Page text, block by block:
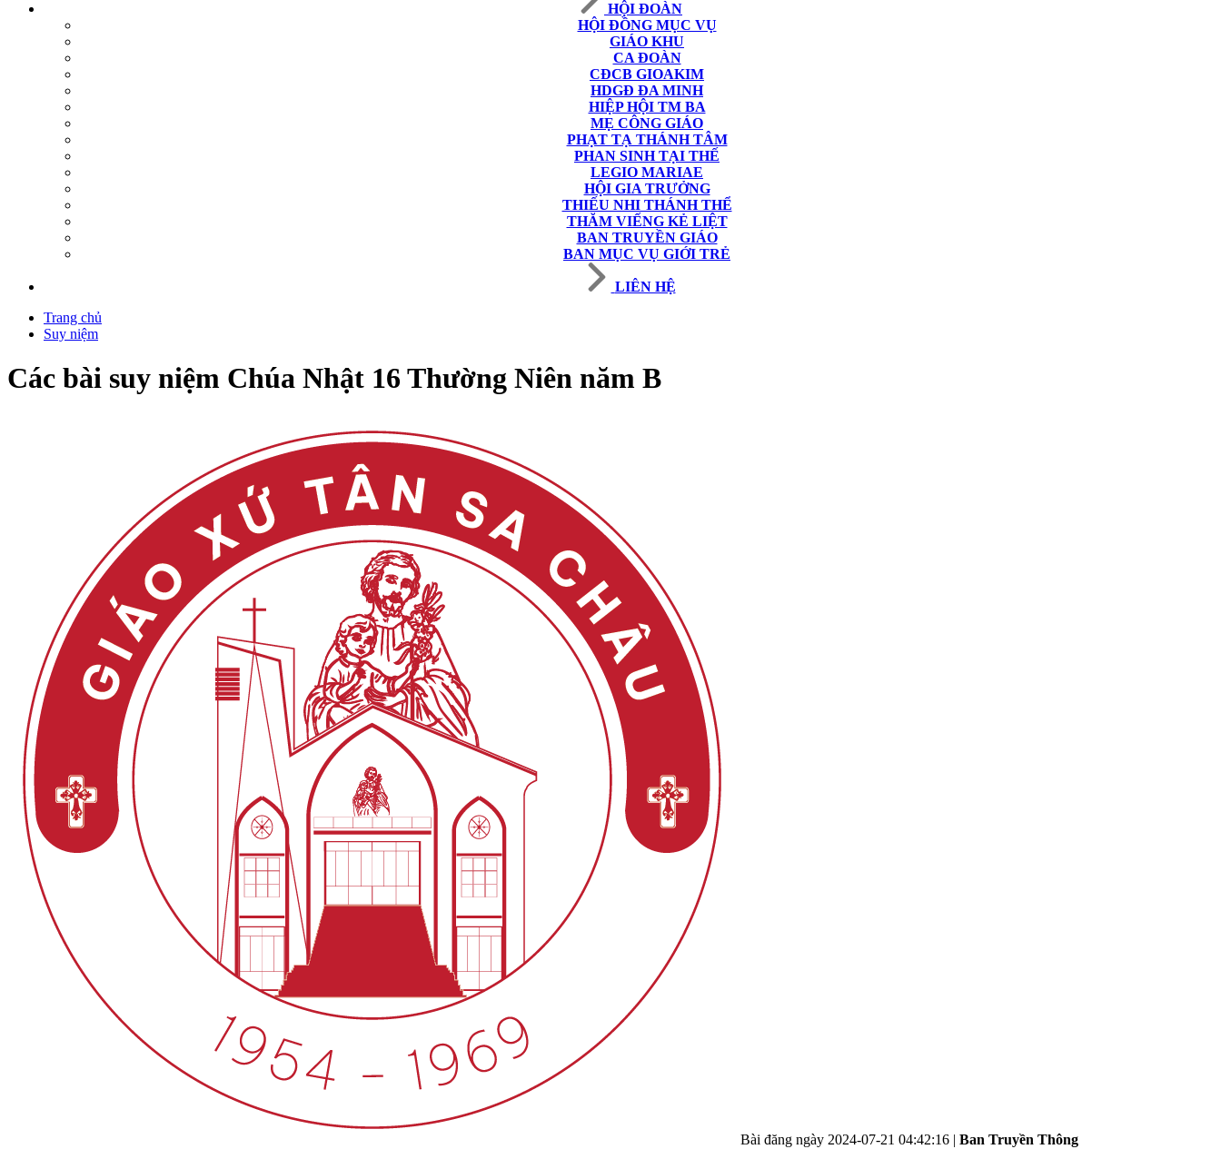
HỘI ĐOÀN
HỘI ĐỒNG MỤC VỤ
GIÁO KHU
CA ĐOÀN
CĐCB GIOAKIM
HDGĐ ĐA MINH
HIỆP HỘI TM BA
MẸ CÔNG GIÁO
PHẠT TẠ THÁNH TÂM
PHAN SINH TẠI THẾ
LEGIO MARIAE
HỘI GIA TRƯỞNG
THIẾU NHI THÁNH THỂ
THĂM VIẾNG KẺ LIỆT
BAN TRUYỀN GIÁO
BAN MỤC VỤ GIỚI TRẺ
LIÊN HỆ
Trang chủ
Suy niệm
Các bài suy niệm Chúa Nhật 16 Thường Niên năm B
Bài đăng ngày 2024-07-21 04:42:16 | Ban Truyền Thông